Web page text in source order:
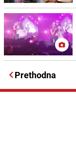
Prethodna